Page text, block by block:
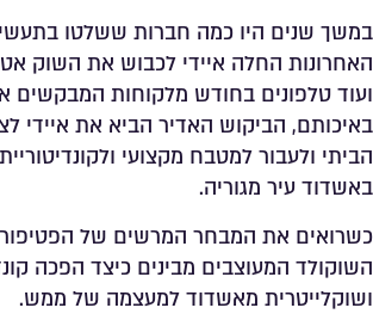
במשך שנים היו כמה חברות ששלטו
האחרונות החלה איידי לכבוש את השוק
ועוד טלפונים בחודש מלקוחות המבקשים
באיכותם, הביקוש האדיר הביא את איידי
הביתי ולעבור למטבח מקצועי
באשדוד עיר מגוריה.
כשרואים את המבחר המרשים של
השוקולד המעוצבים מבינים כיצד הפכה
ושוקלייטרית מאשדוד למעצמה של ממש.